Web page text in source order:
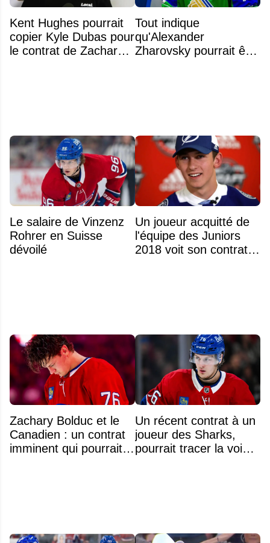
Kent Hughes pourrait
copier Kyle Dubas pour
le contrat de Zachary
Tout indique
qu'Alexander
Zharovsky pourrait être
Le salaire de Vinzenz
Rohrer en Suisse
dévoilé
Un joueur acquitté de
l'équipe des Juniors
2018 voit son contrat
Zachary Bolduc et le
Canadien : un contrat
imminent qui pourrait
Un récent contrat à un
joueur des Sharks,
pourrait tracer la voie à